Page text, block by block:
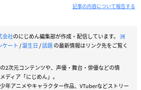
記事の内容について報告する
会社のにじめん編集部が作成・配信しています。 洲
ケート /誕生日/話題の最新情報はリンク先をご覧く
2次元コンテンツや、声優・舞台・俳優などの情
ディア「にじめん」。
年アニメやキャラクター作品、VTuberなどストリー